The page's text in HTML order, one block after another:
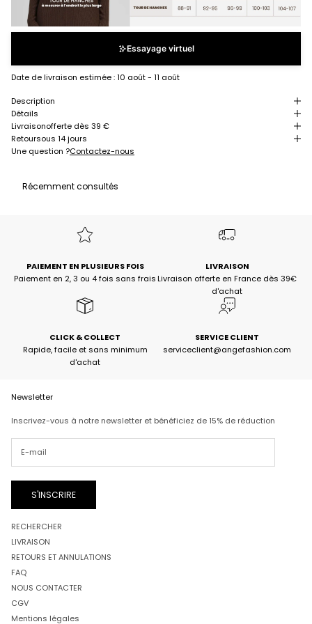
Essayage virtuel
Date de livraison estimée :10 août - 11 août
Description
Détails
Livraisonofferte dès 39 €
Retoursous 14 jours
Une question ?Contactez-nous
Récemment consultés
PAIEMENT EN PLUSIEURS FOIS
Paiement en 2, 3 ou 4 fois sans frais
LIVRAISON
Livraison offerte en France dès 39€
d'achat
CLICK & COLLECT
Rapide, facile et sans minimum
d'achat
SERVICE CLIENT
serviceclient@angefashion.com
Newsletter
Inscrivez-vous à notre newsletter et bénéficiez de 15% de réduction
S'INSCRIRE
RECHERCHER
LIVRAISON
RETOURS ET ANNULATIONS
FAQ
NOUS CONTACTER
CGV
Mentions légales